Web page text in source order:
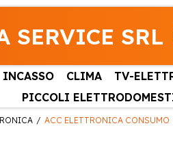
SERVICE SRL
INCASSO CLIMA TV-
PICCOLI
ACC ELETTRONICA CONSUMO